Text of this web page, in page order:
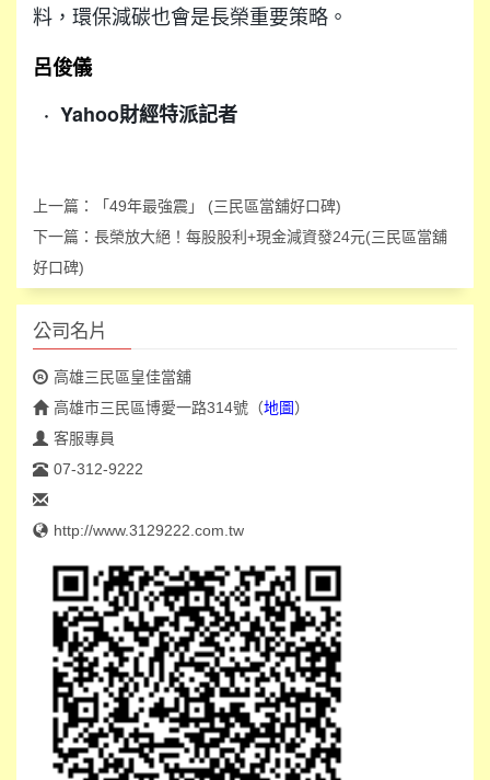
料，環保減碳也會是長榮重要策略。
呂俊儀
· Yahoo財經特派記者
上一篇：
「49年最強震」 (三民區當舖好口碑)
下一篇： 長榮放大絕！每股股利+現金減資發24元(三民區當舖
好口碑)
公司名片
高雄三民區皇佳當舖
高雄市三民區博愛一路314號 （地圖）
客服專員
07-312-9222
http://www.3129222.com.tw